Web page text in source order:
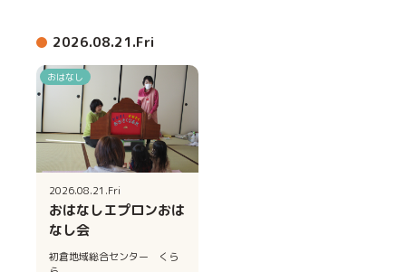
2026.08.21.Fri
おはなし
2026.08.21.Fri
おはなしエプロンおは
なし会
初倉地域総合センター くら